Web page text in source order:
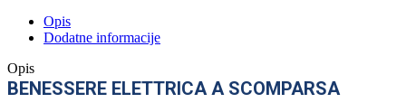
Opis
Dodatne informacije
Opis
BENESSERE ELETTRICA A SCOMPARSA